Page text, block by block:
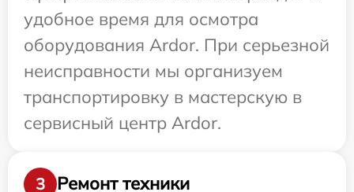
удобное время для осмотра
оборудования Ardor. При серьезной
неисправности мы организуем
транспортировку в мастерскую в
сервисный центр Ardor.
3 Ремонт техники